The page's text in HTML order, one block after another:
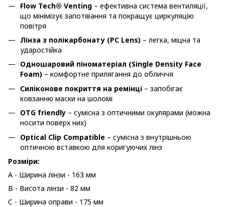
Flow Tech® Venting – ефективна система вентиляції,
що мінімізує запотівання та покращує циркуляцію
повітря
Лінза з полікарбонату (PC Lens) – легка, міцна та
ударостійка
Одношаровий піноматеріал (Single Density Face
Foam) – комфортне прилягання до обличчя
Силіконове покриття на ремінці – запобігає
ковзанню маски на шоломі
OTG friendly – сумісна з оптичними окулярами (можна
носити поверх них)
Optical Clip Compatible – сумісна з внутрішньою
оптичною вставкою для коригуючих лінз
Розміри:
A - Ширина лінзи - 163 мм
B - Висота лінзи - 82 мм
C - Ширина оправи - 175 мм